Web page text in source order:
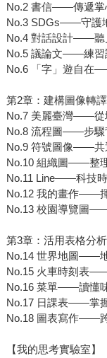
No.2 書信——傳遞掌
No.3 SDGs——守護
No.4 對話設計——聽
No.5 議論文——練習
No.6 「字」遊自在
第2章：建構圖像轉
No.7 美麗臺灣——從
No.8 流程圖——步驟
No.9 符號圖像——共
No.10 組織圖——整
No.11 Line——科技
No.12 我的畫作——
No.13 校園導覽圖
第3章：活用表格分
No.14 世界地圖——
No.15 火車時刻表
No.16 菜單——讀懂
No.17 日課表——掌
No.18 圖表寫作——
【我的思考實驗室】